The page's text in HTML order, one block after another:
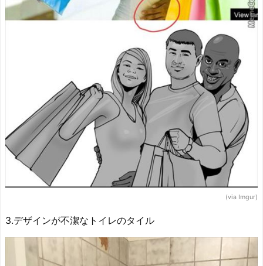
(via Imgur)
3.デザインが不潔なトイレのタイル